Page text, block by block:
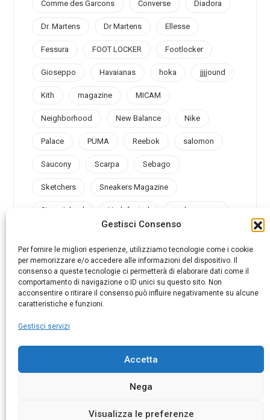
Gestisci Consenso
Per fornire le migliori esperienze, utilizziamo tecnologie come i cookie
per memorizzare e/o accedere alle informazioni del dispositivo. Il
consenso a queste tecnologie ci permetterà di elaborare dati come il
comportamento di navigazione o ID unici su questo sito. Non
acconsentire o ritirare il consenso può influire negativamente su alcune
caratteristiche e funzioni.
Gestisci servizi
Accetta
Nega
Visualizza le preferenze
Comme des Garcons Converse Diadora
Dr. Martens Dr Martens Ellesse
Fessura FOOT LOCKER Footlocker
Gioseppo Havaianas hoka jjjjound
Kith magazine MICAM
Neighborhood New Balance Nike
Palace PUMA Reebok salomon
Saucony Scarpa Sebago
Sketchers Sneakers Magazine
Stone Island Undefeated under armour
@sneakersmag_it
© 2025 AMB ADVERTISING SRL. P.I. 07026790969